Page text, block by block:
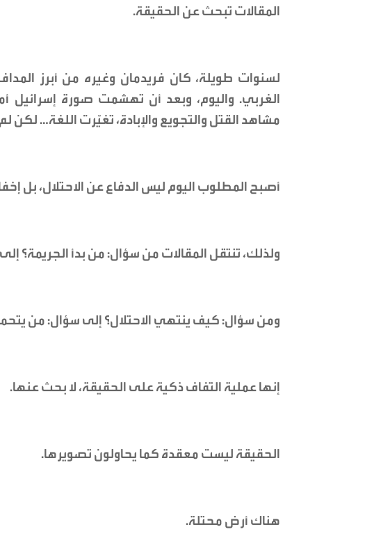
المقالات تبحث عن الحقيقة.
لسنوات طويلة، كان فريدمان وغيره من أبرز
الغربي. واليوم، وبعد أن تهشمت صورة إسرائيل
مشاهد القتل والتجويع والإبادة، تغيّرت اللغة… لكن
أصبح المطلوب اليوم ليس الدفاع عن الاحتلال، بل
ولذلك، تنتقل المقالات من سؤال: من بدأ الجريمة؟
ومن سؤال: كيف ينتهي الاحتلال؟ إلى سؤال: من
إنها عملية التفاف ذكية على الحقيقة، لا بحث عنها.
الحقيقة ليست معقدة كما يحاولون تصويرها.
هناك أرض محتلة.